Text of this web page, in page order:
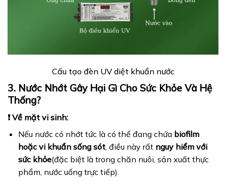
Cấu tạo đèn UV diệt khuẩn nước
3. Nước Nhớt Gây Hại Gì Cho Sức Khỏe Và Hệ
Thống?
❗ Về mặt vi sinh:
Nếu nước có nhớt tức là có thể đang chứa biofilm
hoặc vi khuẩn sống sót, điều này rất nguy hiểm với
sức khỏe(đặc biệt là trong chăn nuôi, sản xuất thực
phẩm, nước uống trực tiếp).